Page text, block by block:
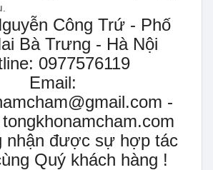
Công Trứ - Phố
Bà Trưng - Hà Nội
0977576119
Email:
-
nhận được sự hợp tác
Quý khách hàng !